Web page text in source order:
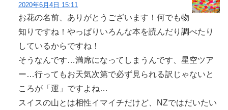
2020年6月4日 15:11
お花の名前、ありがとうございます！何でも物
知りですね！やっぱりいろんな本を読んだり調べたり
しているからですね！
そうなんです…満席になってしまうんです、星空ツア
ー…行ってもお天気次第で必ず見られる訳じゃないと
ころが「運」ですよね…
スイスの山とは相性イマイチだけど、NZではだいたい